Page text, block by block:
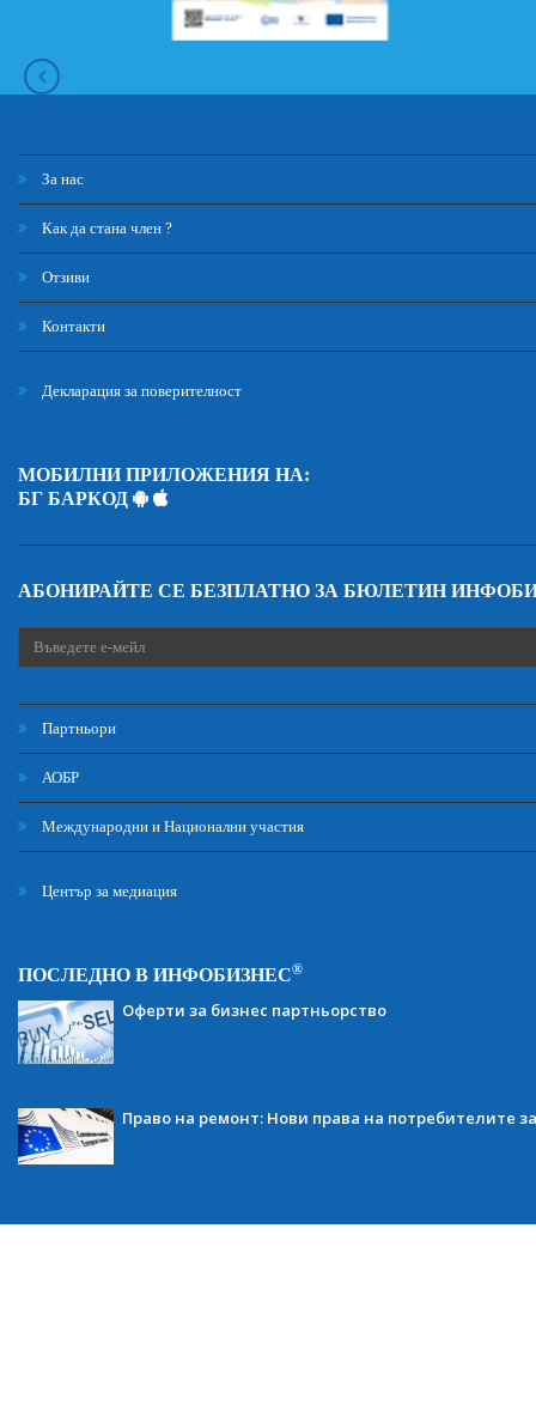
За нас
Как да стана член ?
Отзиви
Контакти
Декларация за поверителност
МОБИЛНИ ПРИЛОЖЕНИЯ НА:
БГ БАРКОД
АБОНИРАЙТЕ СЕ БЕЗПЛАТНО ЗА БЮЛЕТИН
Партньори
АОБР
Международни и Национални участия
Център за медиация
ПОСЛЕДНО В ИНФОБИЗНЕС®
Оферти за бизнес партньорство
Право на ремонт: Нови права на потребителите